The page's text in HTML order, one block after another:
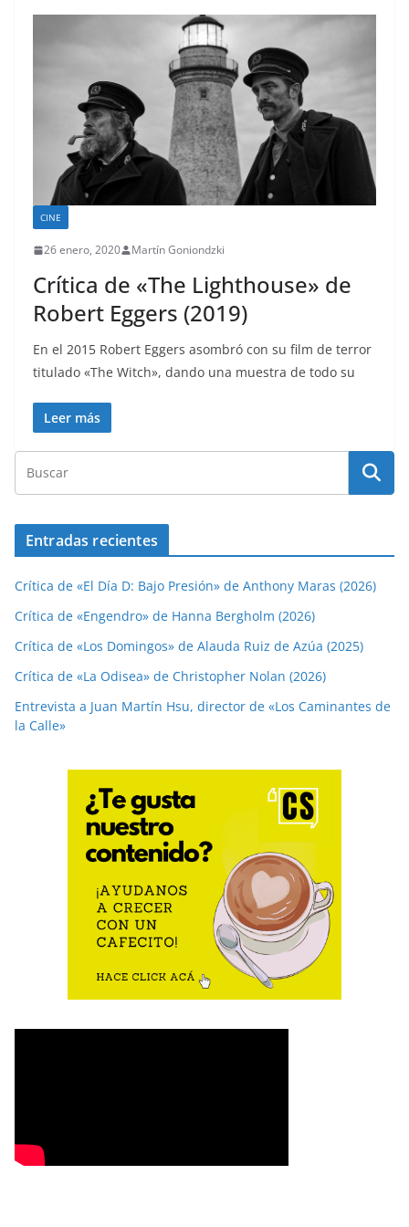
CINE
26 enero, 2020 Martín Goniondzki
Crítica de «The Lighthouse» de
Robert Eggers (2019)
En el 2015 Robert Eggers asombró con su film de terror
titulado «The Witch», dando una muestra de todo su
Leer más
Entradas recientes
Crítica de «El Día D: Bajo Presión» de Anthony Maras (2026)
Crítica de «Engendro» de Hanna Bergholm (2026)
Crítica de «Los Domingos» de Alauda Ruiz de Azúa (2025)
Crítica de «La Odisea» de Christopher Nolan (2026)
Entrevista a Juan Martín Hsu, director de «Los Caminantes de
la Calle»